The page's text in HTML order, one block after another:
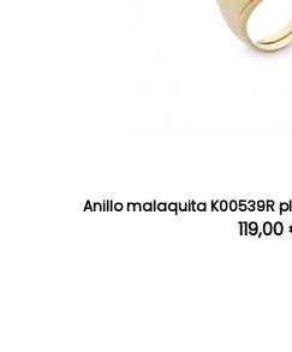
Anillo malaquita K00539R
119,00